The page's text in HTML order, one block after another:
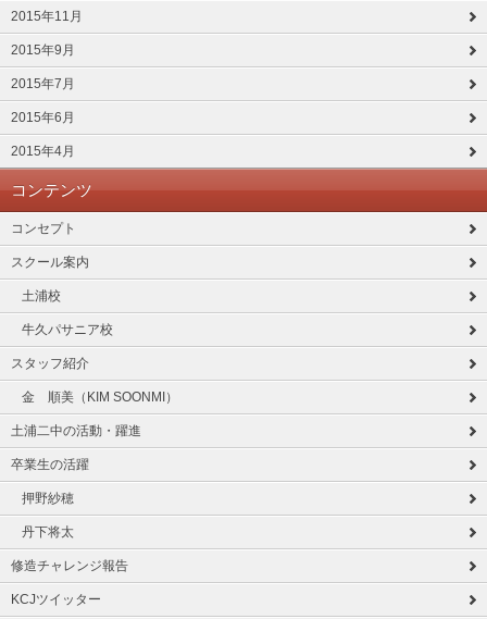
2015年11月
2015年9月
2015年7月
2015年6月
2015年4月
コンテンツ
コンセプト
スクール案内
土浦校
牛久パサニア校
スタッフ紹介
金 順美（KIM SOONMI）
土浦二中の活動・躍進
卒業生の活躍
押野紗穂
丹下将太
修造チャレンジ報告
KCJツイッター